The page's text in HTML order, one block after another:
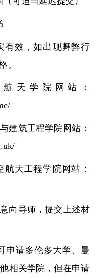
有效，如出现舞弊行
。
天学院网站：
建筑工程学院网站：
天工程学院网站：
向导师，提交上述材
申请多伦多大学、曼
相关学院，但在申请